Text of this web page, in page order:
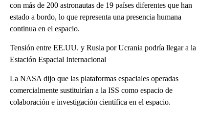
con más de 200 astronautas de 19 países diferentes que han
estado a bordo, lo que representa una presencia humana
continua en el espacio.
Tensión entre EE.UU. y Rusia por Ucrania podría llegar a la
Estación Espacial Internacional
La NASA dijo que las plataformas espaciales operadas
comercialmente sustituirían a la ISS como espacio de
colaboración e investigación científica en el espacio.